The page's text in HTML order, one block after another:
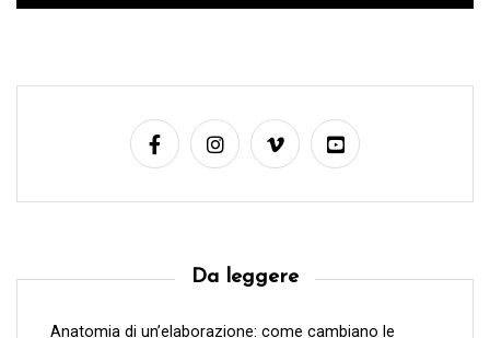
t
c
Da leggere
Anatomia di un’elaborazione: come cambiano le